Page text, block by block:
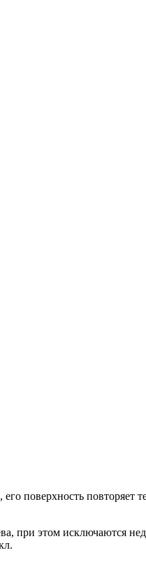
поверхность повторяет
при этом исключаются